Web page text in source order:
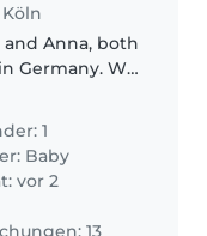
and Anna, both
Germany. We
when
in
quiet..
1
Baby
vor 2
13